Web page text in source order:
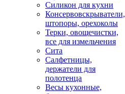
Силикон для кухни
Консервовскрыватели,
штопоры, орехоколы
Терки, овощечистки,
все для измельчения
Сита
Салфетницы,
держатели для
полотенца
Весы кухонные,